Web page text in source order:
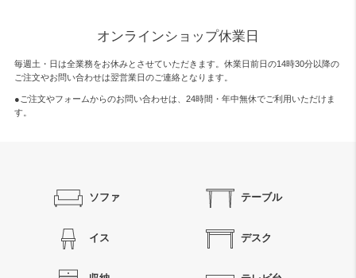
オンラインショップ休業日
毎週土・日は全業務をお休みとさせていただきます。休業日前日の14時30分以降の
ご注文やお問い合わせは翌営業日のご連絡となります。
●ご注文やフォームからのお問い合わせは、 24時間・年中無休でご利用いただけま
す。
ソファ テーブル
イス デスク